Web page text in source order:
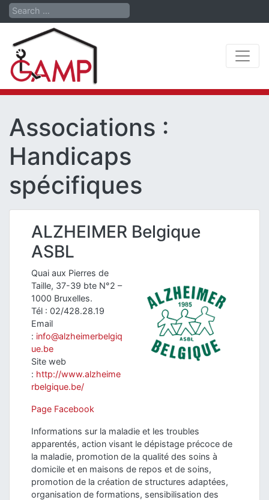
Search
Associations :
Handicaps
spécifiques
ALZHEIMER Belgique
ASBL
Quai aux Pierres de
Taille, 37-39 bte N°2 –
1000 Bruxelles.
Tél : 02/428.28.19
Email
: info@alzheimerbelgiq
ue.be
Site web
: http://www.alzheime
rbelgique.be/
Page Facebook
Informations sur la maladie et les troubles
apparentés, action visant le dépistage précoce de
la maladie, promotion de la qualité des soins à
domicile et en maisons de repos et de soins,
promotion de la création de structures adaptées,
organisation de formations, sensibilisation des